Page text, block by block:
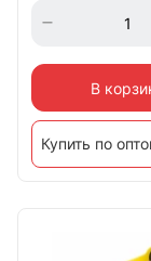
В
Купить по